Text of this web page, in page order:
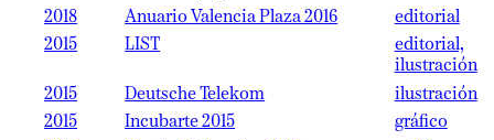
2018
Anuario Valencia Plaza 2016
editorial
2015
LIST
editorial,
ilustración
2015
Deutsche Telekom
ilustración
2015
Incubarte 2015
gráfico